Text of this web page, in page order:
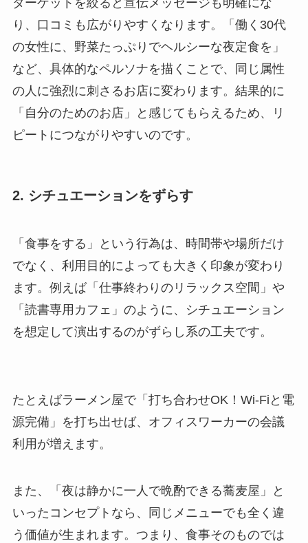
り、口コミも広がりやすくなります。「働く30代
の女性に、野菜たっぷりでヘルシーな夜定食を」
など、具体的なペルソナを描くことで、同じ属性
の人に強烈に刺さるお店に変わります。結果的に
「自分のためのお店」と感じてもらえるため、リ
ピートにつながりやすいのです。
2. シチュエーションをずらす
「食事をする」という行為は、時間帯や場所だけ
でなく、利用目的によっても大きく印象が変わり
ます。例えば「仕事終わりのリラックス空間」や
「読書専用カフェ」のように、シチュエーション
を想定して演出するのがずらし系の工夫です。
たとえばラーメン屋で「打ち合わせOK！Wi-Fiと電
源完備」を打ち出せば、オフィスワーカーの会議
利用が増えます。
また、「夜は静かに一人で晩酌できる蕎麦屋」と
いったコンセプトなら、同じメニューでも全く違
う価値が生まれます。つまり、食事そのものでは